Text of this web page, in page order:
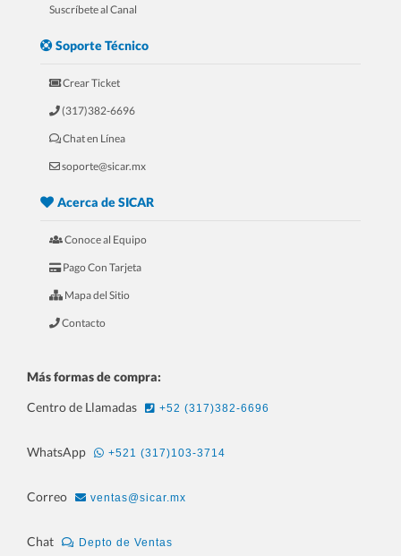
Suscríbete al Canal
Soporte Técnico
Crear Ticket
(317)382-6696
Chat en Línea
soporte@sicar.mx
Acerca de SICAR
Conoce al Equipo
Pago Con Tarjeta
Mapa del Sitio
Contacto
Más formas de compra:
Centro de Llamadas
+52 (317)382-6696
WhatsApp +521 (317)103-3714
Correo ventas@sicar.mx
Chat Depto de Ventas